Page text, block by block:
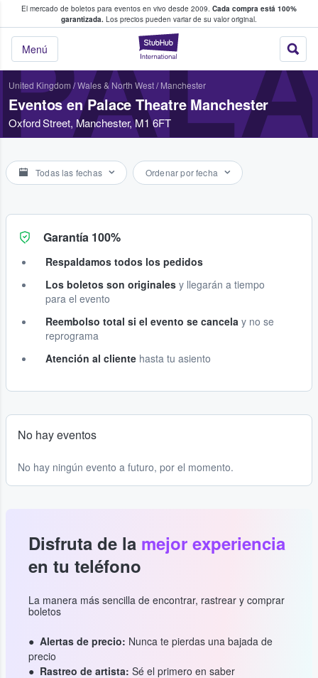
El mercado de boletos para eventos en vivo desde 2009. Cada compra está 100%
garantizada. Los precios pueden variar de su valor original.
StubHub: donde
Menú
fans compran y venden boletos
United Kingdom /Wales & North West/ Manchester
Eventos en Palace Theatre Manchester
Oxford Street, Manchester, M1 6FT
Todas las fechas Ordenar por fecha
Garantía 100%
Respaldamos todos los pedidos
Los boletos son originales y llegarán a tiempo
para el evento
Reembolso total si el evento se cancela y no se
reprograma
Atención al cliente hasta tu asiento
No hay eventos
No hay ningún evento a futuro, por el momento.
Disfruta de la mejor experiencia
en tu teléfono
La manera más sencilla de encontrar, rastrear y comprar
boletos
Alertas de precio: Nunca te pierdas una bajada de
precio
Rastreo de artista: Sé el primero en saber